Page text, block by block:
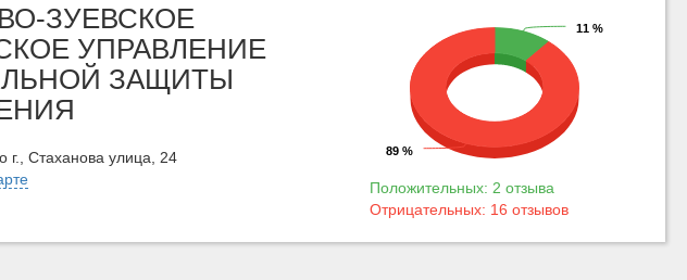
ЗУЕВСКОЕ
УПРАВЛЕНИЕ
ЗАЩИТЫ
г., Стаханова улица, 24
11 %
89 %
Положительных: 2 отзыва
Отрицательных: 16 отзывов